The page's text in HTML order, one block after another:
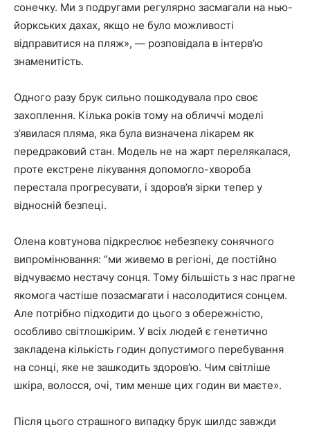
сонечку. Ми з подругами регулярно засмагали на нью-
йоркських дахах, якщо не було можливості
відправитися на пляж», — розповідала в інтерв’ю
знаменитість.
Одного разу брук сильно пошкодувала про своє
захоплення. Кілька років тому на обличчі моделі
з’явилася пляма, яка була визначена лікарем як
передраковий стан. Модель не на жарт перелякалася,
проте екстрене лікування допомогло-хвороба
перестала прогресувати, і здоров’я зірки тепер у
відносній безпеці.
Олена ковтунова підкреслює небезпеку сонячного
випромінювання: “ми живемо в регіоні, де постійно
відчуваємо нестачу сонця. Тому більшість з нас прагне
якомога частіше позасмагати і насолодитися сонцем.
Але потрібно підходити до цього з обережністю,
особливо світлошкірим. У всіх людей є генетично
закладена кількість годин допустимого перебування
на сонці, яке не зашкодить здоров’ю. Чим світліше
шкіра, волосся, очі, тим менше цих годин ви маєте».
Після цього страшного випадку брук шилдс завжди